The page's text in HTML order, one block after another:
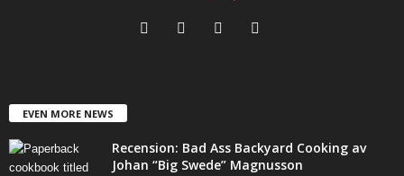
EVEN MORE NEWS
Recension: Bad Ass Backyard Cooking av
Johan “Big Swede” Magnusson